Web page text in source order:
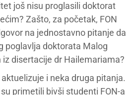
još nisu proglasili doktorat
Zašto, za početak, FON
na jednostavno pitanje da
poglavlja doktorata Malog
disertacije dr Hailemariama?
i neka druga pitanja.
primetili bivši studenti FON-a